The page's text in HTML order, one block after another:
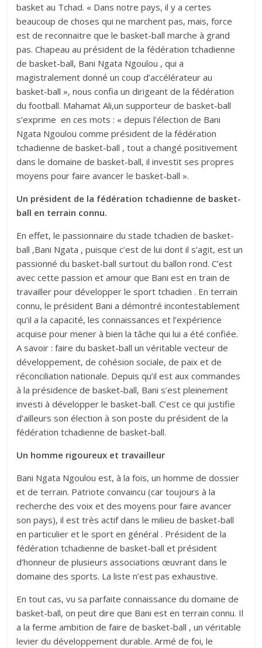
basket au Tchad. « Dans notre pays, il y a certes
beaucoup de choses qui ne marchent pas, mais, force
est de reconnaitre que le basket-ball marche à grand
pas. Chapeau au président de la fédération tchadienne
de basket-ball, Bani Ngata Ngoulou , qui a
magistralement donné un coup d’accélérateur au
basket-ball », nous confia un dirigeant de la fédération
du football. Mahamat Ali,un supporteur de basket-ball
s’exprime en ces mots : « depuis l’élection de Bani
Ngata Ngoulou comme président de la fédération
tchadienne de basket-ball , tout a changé positivement
dans le domaine de basket-ball, il investit ses propres
moyens pour faire avancer le basket-ball ».
Un président de la fédération tchadienne de basket-
ball en terrain connu.
En effet, le passionnaire du stade tchadien de basket-
ball ,Bani Ngata , puisque c’est de lui dont il s’agit, est un
passionné du basket-ball surtout du ballon rond. C’est
avec cette passion et amour que Bani est en train de
travailler pour développer le sport tchadien . En terrain
connu, le président Bani a démontré incontestablement
qu’il a la capacité, les connaissances et l’expérience
acquise pour mener à bien la tâche qui lui a été confiée.
A savoir : faire du basket-ball un véritable vecteur de
développement, de cohésion sociale, de paix et de
réconciliation nationale. Depuis qu’il est aux commandes
à la présidence de basket-ball, Bani s’est pleinement
investi à développer le basket-ball. C’est ce qui justifie
d’ailleurs son élection à son poste du président de la
fédération tchadienne de basket-ball.
Un homme rigoureux et travailleur
Bani Ngata Ngoulou est, à la fois, un homme de dossier
et de terrain. Patriote convaincu (car toujours à la
recherche des voix et des moyens pour faire avancer
son pays), il est très actif dans le milieu de basket-ball
en particulier et le sport en général . Président de la
fédération tchadienne de basket-ball et président
d’honneur de plusieurs associations œuvrant dans le
domaine des sports. La liste n’est pas exhaustive.
En tout cas, vu sa parfaite connaissance du domaine de
basket-ball, on peut dire que Bani est en terrain connu. Il
a la ferme ambition de faire de basket-ball , un véritable
levier du développement durable. Armé de foi, le